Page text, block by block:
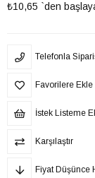
₺10,65 `den
Telefonla
Favorilere Ekle
İstek Listeme
Karşılaştır
Fiyat Düşünce